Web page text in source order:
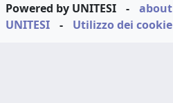
Powered by UNITESI -
about
UNITESI
- Utilizzo dei cookie